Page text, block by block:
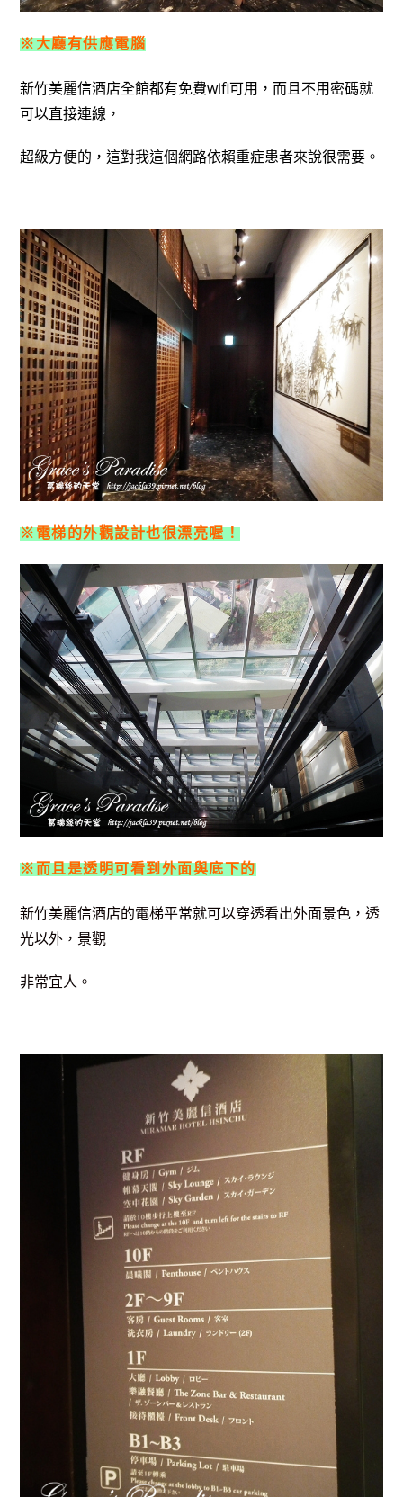
※大廳有供應電腦
新竹美麗信酒店全館都有免費wifi可用，而且不用密碼就
可以直接連線，
超級方便的，這對我這個網路依賴重症患者來說很需要。
※電梯的外觀設計也很漂亮喔！
※而且是透明可看到外面與底下的
新竹美麗信酒店的電梯平常就可以穿透看出外面景色，透
光以外，景觀
非常宜人。